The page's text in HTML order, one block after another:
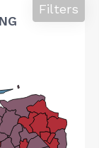
Filters